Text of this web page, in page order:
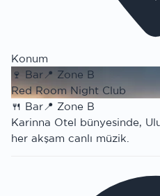
Konum
🍷 Bar 📍 Zone B
Red Room Night Club
🍴 Bar📍 Zone B
Karinna Otel bünyesinde,
her akşam canlı müzik.